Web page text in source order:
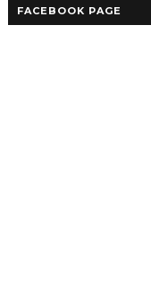
FACEBOOK PAGE